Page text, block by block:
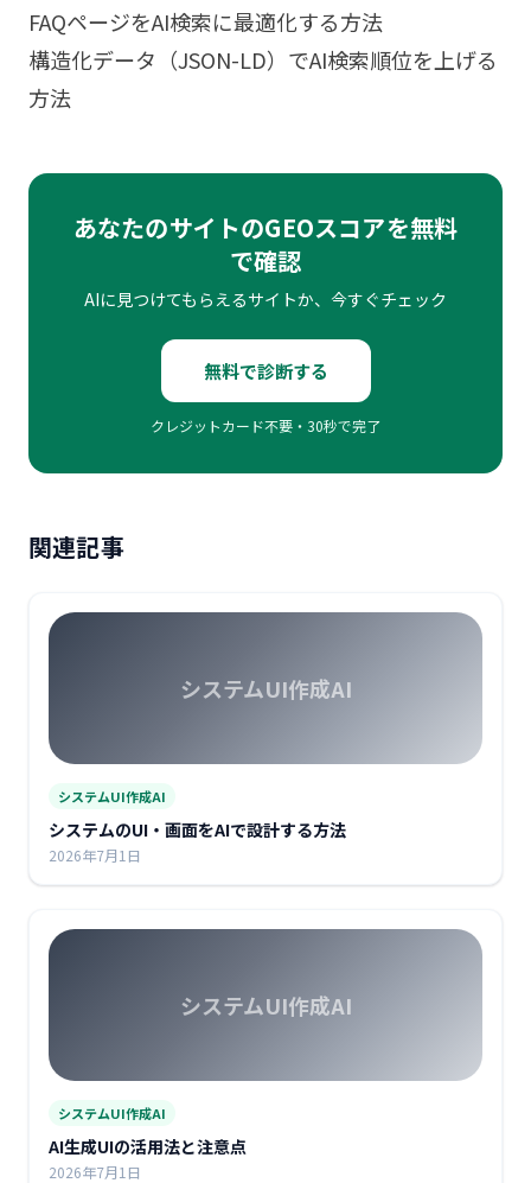
FAQページをAI検索に最適化する方法
構造化データ（JSON-LD）でAI検索順位を上げる
方法
あなたのサイトのGEOスコアを無料
で確認
AIに見つけてもらえるサイトか、今すぐチェック
無料で診断する
クレジットカード不要・30秒で完了
関連記事
システムUI作成AI
システムUI作成AI
システムのUI・画面をAIで設計する方法
2026年7月1日
システムUI作成AI
システムUI作成AI
AI生成UIの活用法と注意点
2026年7月1日